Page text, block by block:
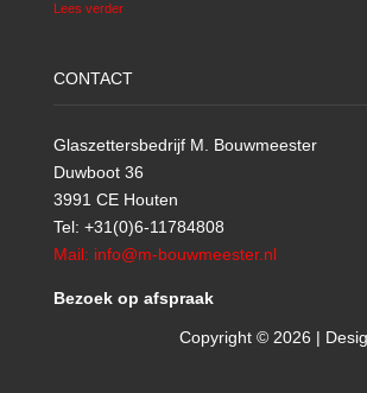
Lees verder
CONTACT
Glaszettersbedrijf M. Bouwmeester
Duwboot 36
3991 CE Houten
Tel: +31(0)6-11784808
Mail: info@m-bouwmeester.nl
Bezoek op afspraak
Copyright © 2026 |